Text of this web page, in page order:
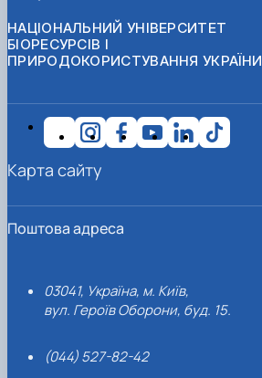
НАЦІОНАЛЬНИЙ УНІВЕРСИТЕТ
БІОРЕСУРСІВ І
ПРИРОДОКОРИСТУВАННЯ УКРАЇНИ
Поштова адреса
03041, Україна, м. Київ,
вул. Героїв Оборони, буд. 15.
(044) 527-82-42
Карта сайту